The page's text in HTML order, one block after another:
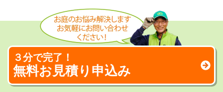
３分で完了！
無料お見積り申込み